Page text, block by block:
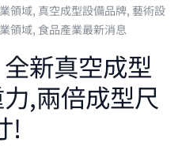
領域, 真空成型設備品牌, 藝術設
領域,食品產業最新消息
全新真空成型
,兩倍成型尺
!